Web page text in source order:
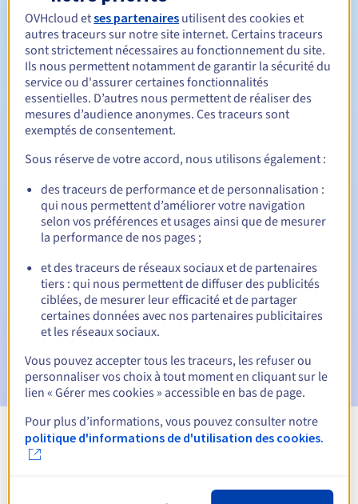
Durée de réservation
Durée de renouvellement
Période de rédemption 30 jours
Notifications automatiques :
Emails d'avertissement :
60, 30, 15, 7 et 3 jours avant la
date d'échéance
Email le jour de l'expirationpour notification de la
suspension du nom de domaine
de la suppression du nom de domaine
Voir toutes les extensions
Informations sur le .تونس
OVHcloud etses partenaires utilisent des cookies et
autres traceurs sur notre site internet. Certains traceurs
sont strictement nécessaires au fonctionnement du site.
Ils nous permettent notamment de garantir la sécurité du
service ou d'assurer certaines fonctionnalités
essentielles. D’autres nous permettent de réaliser des
mesures d’audience anonymes. Ces traceurs sont
exemptés de consentement.
Sous réserve de votre accord, nous utilisons également :
des traceurs de performance et de personnalisation :
qui nous permettent d’améliorer votre navigation
selon vos préférences et usages ainsi que de mesurer
la performance de nos pages ;
et des traceurs de réseaux sociaux et de partenaires
tiers : qui nous permettent de diffuser des publicités
ciblées, de mesurer leur efficacité et de partager
certaines données avec nos partenaires publicitaires
et les réseaux sociaux.
Vous pouvez accepter tous les traceurs, les refuser ou
personnaliser vos choix à tout moment en cliquant sur le
lien « Gérer mes cookies » accessible en bas de page.
Pour plus d’informations, vous pouvez consulter notre
politique d'informations de d'utilisation des cookies.